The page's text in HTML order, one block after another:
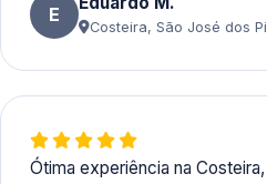
E
Costeira, São José dos
Ótima experiência na